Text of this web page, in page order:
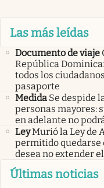
Las más leídas
Documento de viaje
República
todos los
pasaporte
Medida Se despide
personas mayores:
en adelante no
LeyMurió la Ley de
permitido quedarse
desea no extender
Últimas noticias